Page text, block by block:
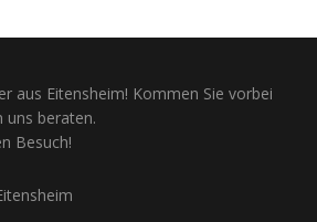
aus Eitensheim! Kommen Sie vorbei
uns beraten.
Besuch!